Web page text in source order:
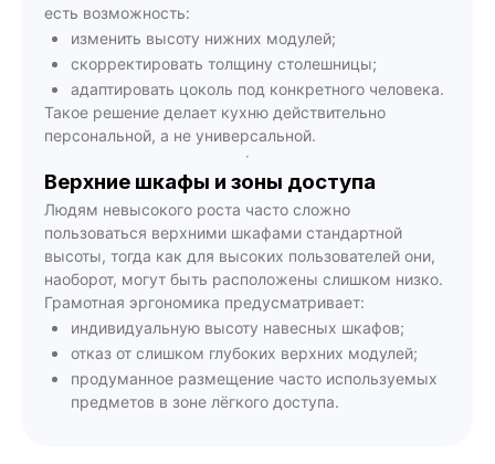
есть возможность:
изменить высоту нижних модулей;
скорректировать толщину столешницы;
адаптировать цоколь под конкретного человека.
Такое решение делает кухню действительно
персональной, а не универсальной.
Верхние шкафы и зоны доступа
Людям невысокого роста часто сложно
пользоваться верхними шкафами стандартной
высоты, тогда как для высоких пользователей они,
наоборот, могут быть расположены слишком низко.
Грамотная эргономика предусматривает:
индивидуальную высоту навесных шкафов;
отказ от слишком глубоких верхних модулей;
продуманное размещение часто используемых
предметов в зоне лёгкого доступа.